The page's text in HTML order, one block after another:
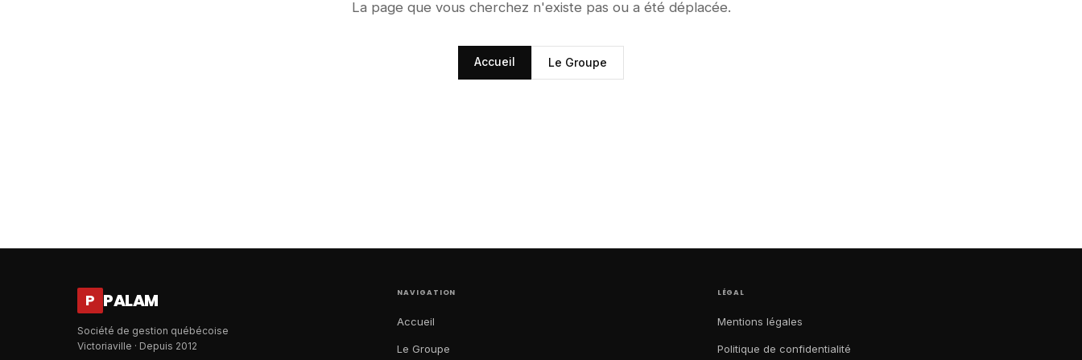
La page que vous cherchez n'existe pas ou a été déplacée.
Accueil Le Groupe
P PALAM
Société de gestion québécoise
Victoriaville · Depuis 2012
NAVIGATION
Accueil
Le Groupe
LÉGAL
Mentions légales
Politique de confidentialité